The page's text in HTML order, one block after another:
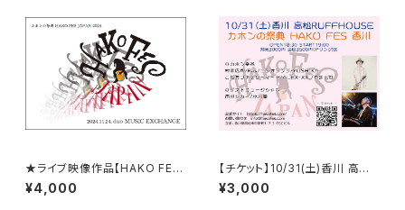
★ライブ映像作品【HAKO FES
JAPAN 2024 LIVE！】＠渋谷d
uo MUSIC EXCHANGE ( 無
¥4,000
【チケット】10/31(土)香川 高松R
UFFHOUSE / HAKO FES 香
川 2026
¥3,000